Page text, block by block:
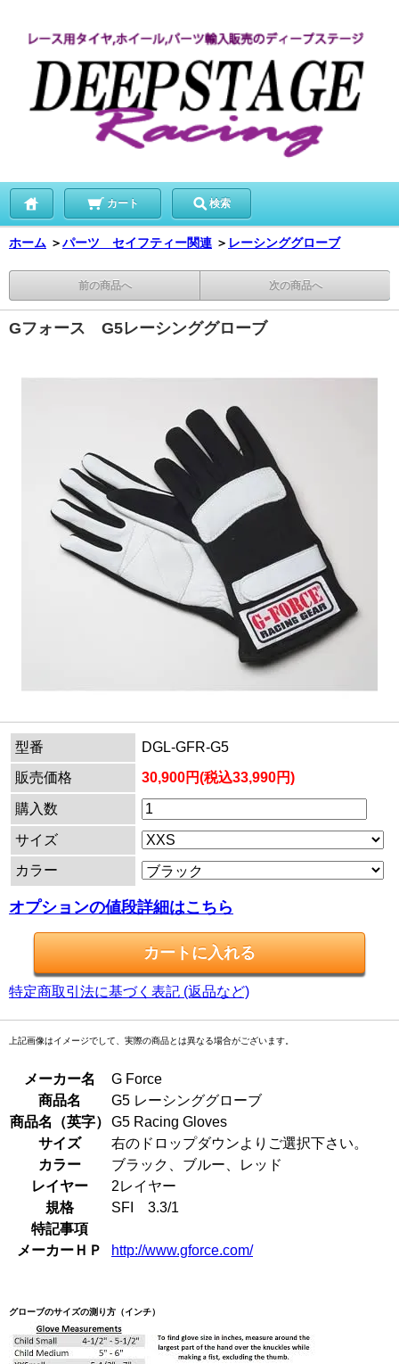
カート 検索
ホーム ＞パーツ セイフティー関連 ＞ レーシンググローブ
前の商品へ 次の商品へ
Gフォース G5レーシンググローブ
型番
DGL-GFR-G5
販売価格
30,900円(税込33,990円)
購入数
サイズ
カラー
オプションの値段詳細はこちら
特定商取引法に基づく表記 (返品など)
上記画像はイメージでして、実際の商品とは異なる場合がございます。
メーカー名
G Force
商品名
G5 レーシンググローブ
商品名（英字）
G5 Racing Gloves
サイズ
右のドロップダウンよりご選択下さい。
カラー
ブラック、ブルー、レッド
レイヤー
2レイヤー
規格
SFI 3.3/1
特記事項
メーカーＨＰ
http://www.gforce.com/
グローブのサイズの測り方（インチ）